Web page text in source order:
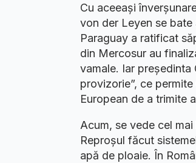
Cu aceeași
von der Leyen se
Paraguay a ratificat
din Mercosur au
vamale. Iar președinta
provizorie”, ce
European de a trimite
Acum, se vede cel
Reproșul făcut
apă de ploaie. În